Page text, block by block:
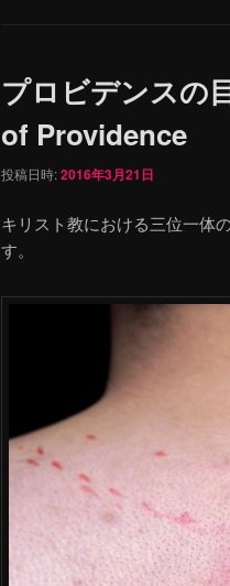
プロビデンスの
of Providence
投稿日時:2016年3月21日
キリスト教における三位一体
す。